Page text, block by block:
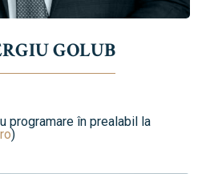
GOLUB
programare în prealabil la
)